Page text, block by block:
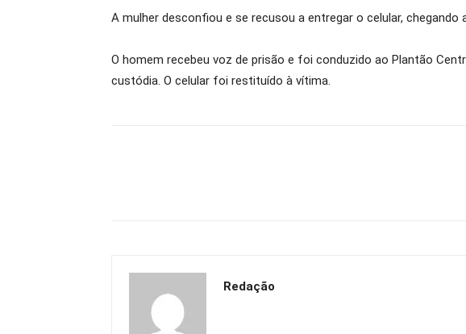
A mulher desconfiou e se recusou a entregar o celular,
O homem recebeu voz de prisão e foi conduzido ao Plantão
custódia. O celular foi restituído à vítima.
Redação